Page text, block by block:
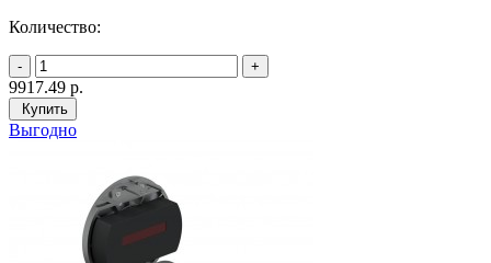
Количество:
9917.49 р.
Купить
Выгодно